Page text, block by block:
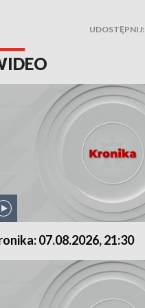
UDOSTĘPNIJ:
07.08.2026, 21:30